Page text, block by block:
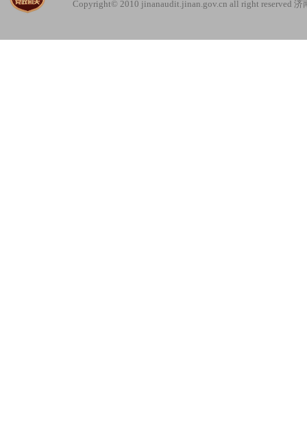
Copyright© 2010 jinanaudit.jinan.gov.cn all right reserved